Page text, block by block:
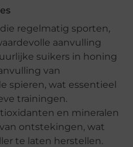
regelmatig sporten,
aanvulling
suikers in honing
van
spieren, wat essentieel
trainingen.
en mineralen
ontstekingen, wat
te laten herstellen.